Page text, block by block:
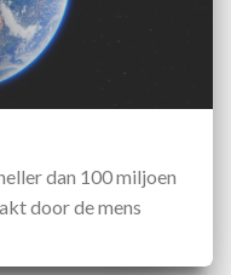
dan 100 miljoen
door de mens